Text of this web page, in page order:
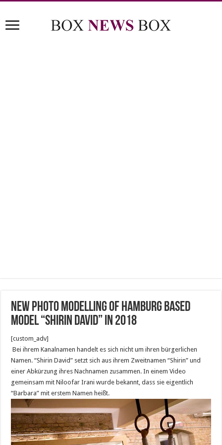
New Photo Modelling of Hamburg based
model “Shirin David” in 2018
[custom_adv]
Bei ihrem Kanalnamen handelt es sich nicht um ihren bürgerlichen
Namen. “Shirin David” setzt sich aus ihrem Zweitnamen “Shirin” und
einer Abkürzung ihres Nachnamen zusammen. In einem Video
gemeinsam mit Niloofar Irani wurde bekannt, dass sie eigentlich
“Barbara” mit erstem Namen heißt.